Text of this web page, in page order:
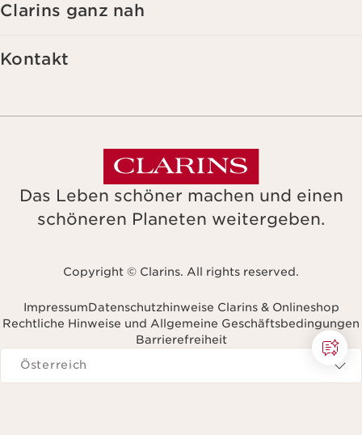
Clarins ganz nah
Kontakt
Das Leben schöner machen und einen
schöneren Planeten weitergeben.
Copyright © Clarins. All rights reserved.
ImpressumDatenschutzhinweise Clarins & Onlineshop
Rechtliche Hinweise und Allgemeine Geschäftsbedingungen
Barrierefreiheit
Navigieren zu
Österreich